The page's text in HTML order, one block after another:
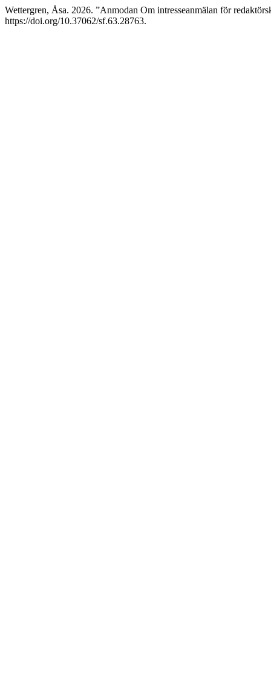
Wettergren, Åsa. 2026. ”Anmodan Om intresseanmälan för
https://doi.org/10.37062/sf.63.28763.